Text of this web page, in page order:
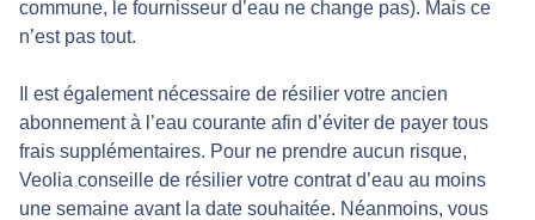
commune, le fournisseur d’eau ne change pas). Mais ce
n’est pas tout.
Il est également nécessaire de résilier votre ancien
abonnement à l’eau courante afin d’éviter de payer tous
frais supplémentaires. Pour ne prendre aucun risque,
Veolia conseille de résilier votre contrat d’eau au moins
une semaine avant la date souhaitée. Néanmoins, vous